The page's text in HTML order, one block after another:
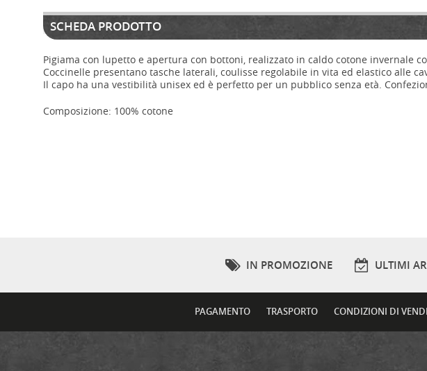
SCHEDA PRODOTTO
Pigiama con lupetto e apertura con bottoni, realizzato in caldo cotone invernale
Coccinelle presentano tasche laterali, coulisse regolabile in vita ed elastico alle
Il capo ha una vestibilità unisex ed è perfetto per un pubblico senza età.
Composizione: 100% cotone
IN PROMOZIONE ULTIMI
PAGAMENTO TRASPORTO CONDIZIONI DI